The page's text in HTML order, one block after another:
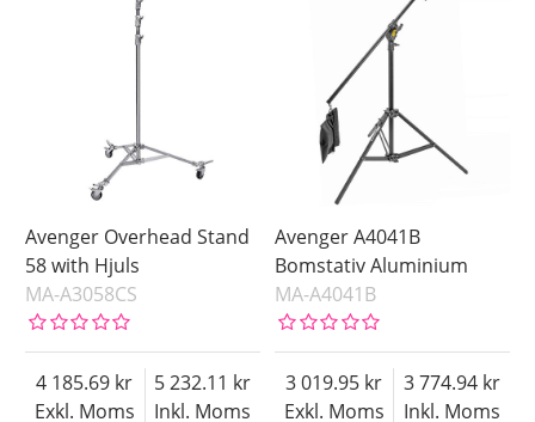
Avenger Overhead Stand
58 with Hjuls
MA-A3058CS
Exkl. Moms
4 185.69
Inkl. Moms
5 232.11
Avenger A4041B
Bomstativ Aluminium
MA-A4041B
Exkl. Moms
3 019.95
Inkl. Moms
3 774.94